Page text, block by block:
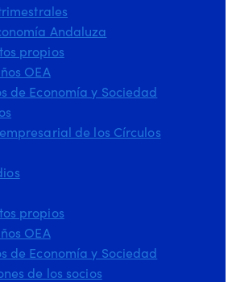
Andaluza
propios
OEA
de Economía y Sociedad
de los Círculos
propios
OEA
de Economía y Sociedad
de los socios